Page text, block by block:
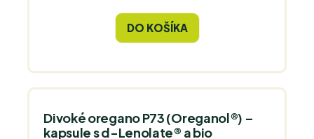
prispieva k normálnemu tráveniu. Púpava
prispieva k normálnej činnosti žalúdka a
pečene. Psyllium prispieva k normálnej
120 kapsúl.
DO KOŠÍKA
Divoké oregano P73 (Oreganol®) –
kapsule s d-Lenolate® a bio